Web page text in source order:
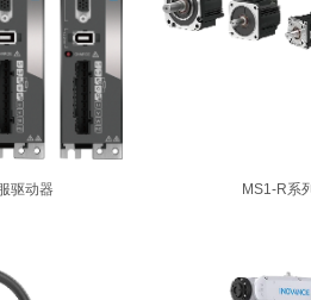
驱动器 MS1-R系